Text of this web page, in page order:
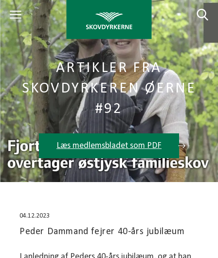
ARTIKLER FRA
SKOVDYRKEREN ØERNE
#92
Læs medlemsbladet som PDF
04.12.2023
Peder Dammand fejrer 40-års jubilæum